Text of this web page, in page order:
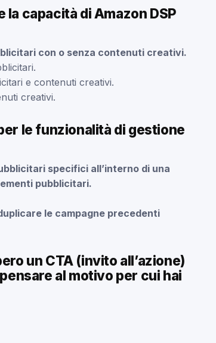
capacità di Amazon DSP
con o senza contenuti creativi.
e contenuti creativi.
creativi.
le funzionalità di gestione
specifici all’interno di una
pubblicitari.
le campagne precedenti
un CTA (invito all’azione)
al motivo per cui hai